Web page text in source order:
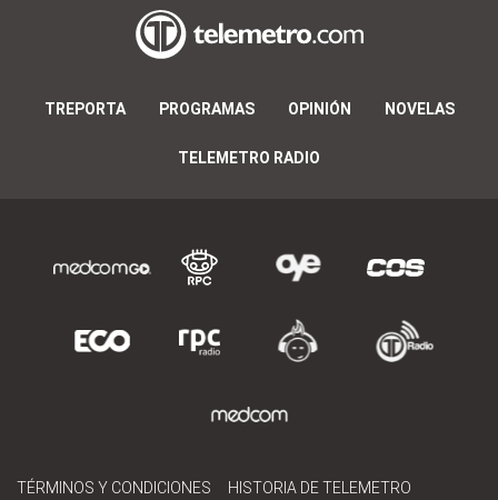
TREPORTA PROGRAMAS OPINIÓN NOVELAS
TELEMETRO RADIO
TÉRMINOS Y CONDICIONES HISTORIA DE TELEMETRO